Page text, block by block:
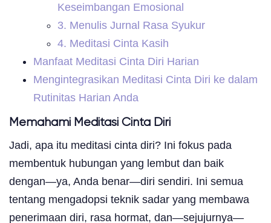
Keseimbangan Emosional
3. Menulis Jurnal Rasa Syukur
4. Meditasi Cinta Kasih
Manfaat Meditasi Cinta Diri Harian
Mengintegrasikan Meditasi Cinta Diri ke dalam
Rutinitas Harian Anda
Memahami Meditasi Cinta Diri
Jadi, apa itu meditasi cinta diri? Ini fokus pada
membentuk hubungan yang lembut dan baik
dengan—ya, Anda benar—diri sendiri. Ini semua
tentang mengadopsi teknik sadar yang membawa
penerimaan diri, rasa hormat, dan—sejujurnya—